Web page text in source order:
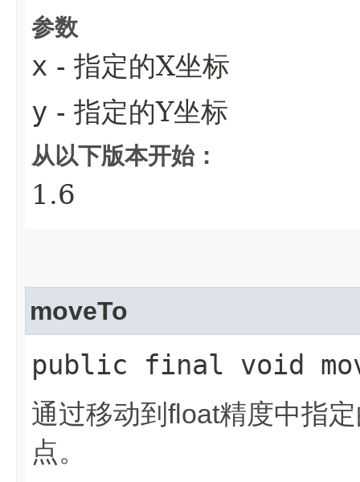
参数
x - 指定的X坐标
y - 指定的Y坐标
从以下版本开始：
1.6
moveTo
public final void
通过移动到float精度中指
点。